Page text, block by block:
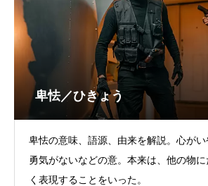
卑怯／ひきょう
卑怯の意味、語源、由来を解説。心がい
勇気がないなどの意。本来は、他の物
く表現することをいった。